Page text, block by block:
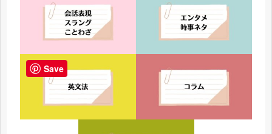
Save